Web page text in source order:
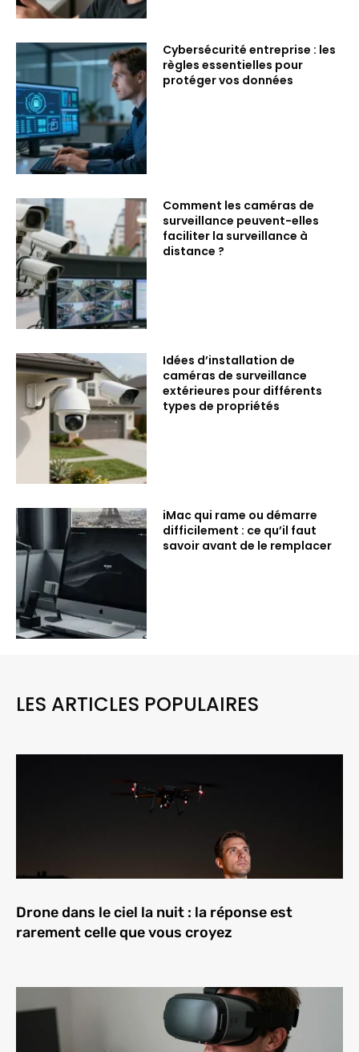
Cybersécurité entreprise : les
règles essentielles pour
protéger vos données
Comment les caméras de
surveillance peuvent-elles
faciliter la surveillance à
distance ?
Idées d’installation de
caméras de surveillance
extérieures pour différents
types de propriétés
iMac qui rame ou démarre
difficilement : ce qu’il faut
savoir avant de le remplacer
LES ARTICLES POPULAIRES
Drone dans le ciel la nuit : la réponse est
rarement celle que vous croyez